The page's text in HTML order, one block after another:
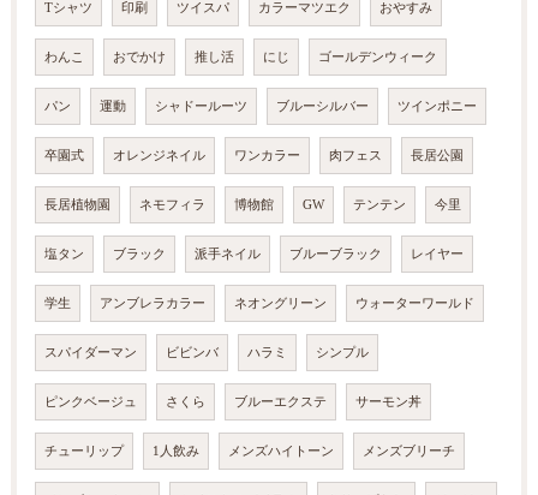
Tシャツ 印刷 ツイスパ カラーマツエク おやすみ
わんこ おでかけ 推し活 にじ ゴールデンウィーク
パン 運動 シャドールーツ ブルーシルバー ツインポニー
卒園式 オレンジネイル ワンカラー 肉フェス 長居公園
長居植物園 ネモフィラ 博物館 GW テンテン 今里
塩タン ブラック 派手ネイル ブルーブラック レイヤー
学生 アンブレラカラー ネオングリーン ウォーターワールド
スパイダーマン ビビンバ ハラミ シンプル
ピンクベージュ さくら ブルーエクステ サーモン丼
チューリップ 1人飲み メンズハイトーン メンズブリーチ